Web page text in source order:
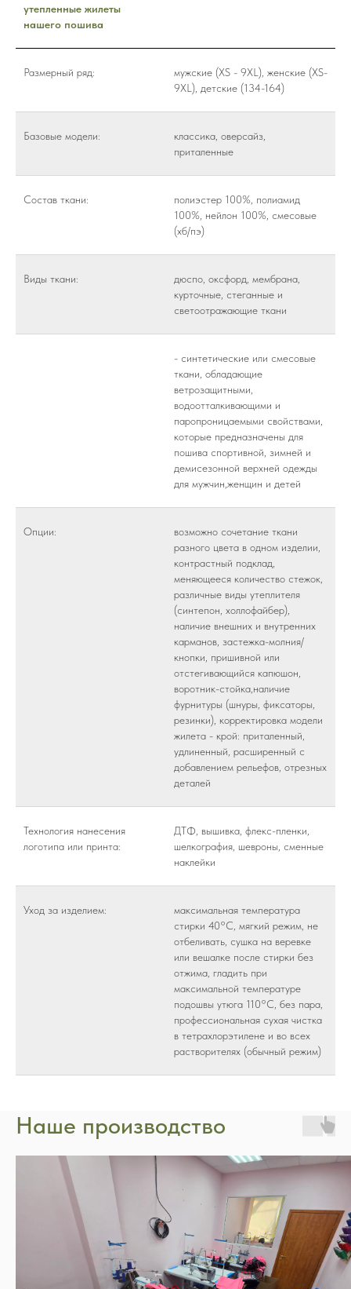
утепленные жилеты
нашего пошива
Размерный ряд:
мужские (XS - 9XL), женские (XS-
9XL), детские (134-164)
Базовые модели:
классика, оверсайз,
приталенные
Состав ткани:
полиэстер 100%, полиамид
100%, нейлон 100%, смесовые
(хб/пэ)
Виды ткани:
дюспо, оксфорд, мембрана,
курточные, стеганные и
светоотражающие ткани
- синтетические или смесовые
ткани, обладающие
ветрозащитными,
водоотталкивающими и
паропроницаемыми свойствами,
которые предназначены для
пошива спортивной, зимней и
демисезонной верхней одежды
для мужчин,женщин и детей
Опции:
возможно сочетание ткани
разного цвета в одном изделии,
контрастный подклад,
меняющееся количество стежок,
различные виды утеплителя
(синтепон, холлофайбер),
наличие внешних и внутренних
карманов, застежка-молния/
кнопки, пришивной или
отстегивающийся капюшон,
воротник-стойка,наличие
фурнитуры (шнуры, фиксаторы,
резинки), корректировка модели
жилета - крой: приталенный,
удлиненный, расширенный с
добавлением рельефов, отрезных
деталей
Технология нанесения
логотипа или принта:
ДТФ, вышивка, флекс-пленки,
шелкография, шевроны, сменные
наклейки
Уход за изделием:
максимальная температура
стирки 40°C, мягкий режим, не
отбеливать, сушка на веревке
или вешалке после стирки без
отжима, гладить при
максимальной температуре
подошвы утюга 110°C, без пара,
профессиональная сухая чистка
в тетрахлорэтилене и во всех
растворителях (обычный режим)
Наше производство